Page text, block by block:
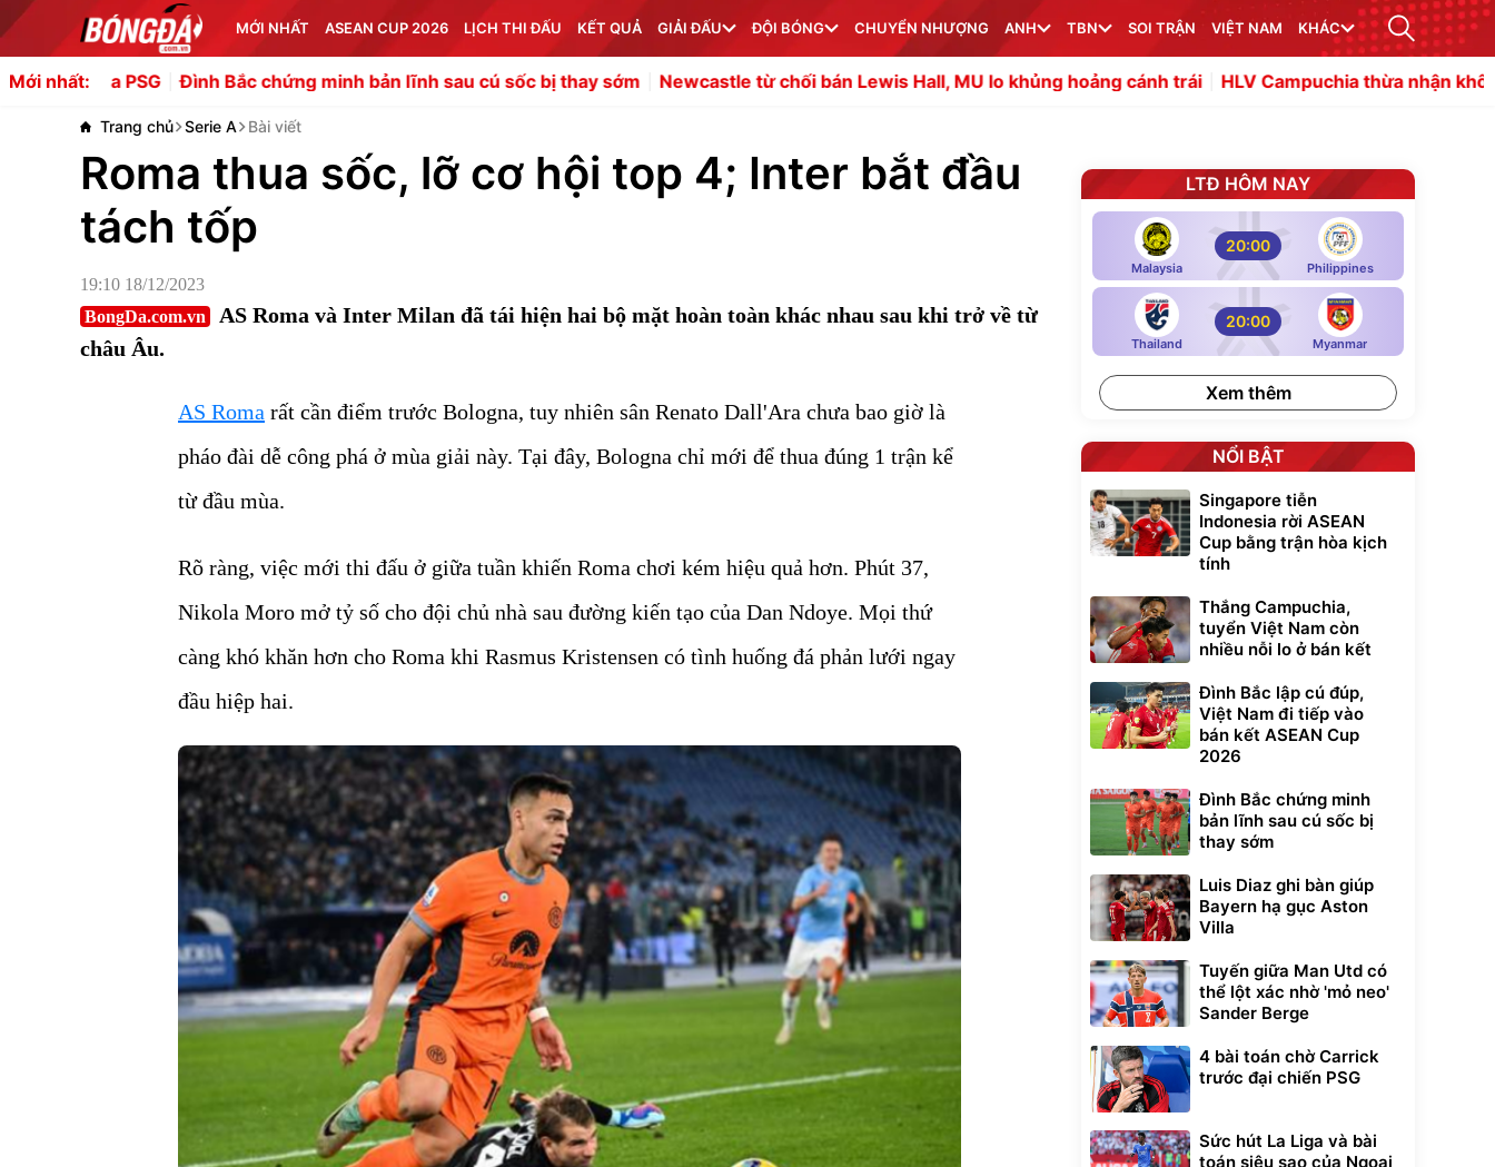
MỚI NHẤT ASEAN CUP 2026 LỊCH THI ĐẤU KẾT QUẢ GIẢI ĐẤU ĐỘI BÓNG CHUYỂN NHƯỢNG ANH TBN SOI TRẬN VIỆT NAM KHÁC
Mới nhất:
Đình Bắc chứng minh bản lĩnh sau cú sốc bị thay sớm Newcastle từ chối bán Lewis Hall, MU lo khủng hoảng cánh trái HLV Campuchia thừa nhận không tìm thấy
Trang chủ Serie A Bài viết
Roma thua sốc, lỡ cơ hội top 4; Inter bắt đầu
tách tốp
19:10 18/12/2023
BongDa.com.vn
AS Roma và Inter Milan đã tái hiện hai bộ mặt hoàn toàn khác nhau sau khi trở về từ
châu Âu.
AS Roma rất cần điểm trước Bologna, tuy nhiên sân Renato Dall'Ara chưa bao giờ là
pháo đài dễ công phá ở mùa giải này. Tại đây, Bologna chỉ mới để thua đúng 1 trận kể
từ đầu mùa.
Rõ ràng, việc mới thi đấu ở giữa tuần khiến Roma chơi kém hiệu quả hơn. Phút 37,
Nikola Moro mở tỷ số cho đội chủ nhà sau đường kiến tạo của Dan Ndoye. Mọi thứ
càng khó khăn hơn cho Roma khi Rasmus Kristensen có tình huống đá phản lưới ngay
đầu hiệp hai.
LTĐ HÔM NAY
Malaysia
20:00
Philippines
Thailand
20:00
Myanmar
Xem thêm
NỔI BẬT
Singapore tiễn
Indonesia rời ASEAN
Cup bằng trận hòa kịch
tính
Thắng Campuchia,
tuyển Việt Nam còn
nhiều nỗi lo ở bán kết
Đình Bắc lập cú đúp,
Việt Nam đi tiếp vào
bán kết ASEAN Cup
2026
Đình Bắc chứng minh
bản lĩnh sau cú sốc bị
thay sớm
Luis Diaz ghi bàn giúp
Bayern hạ gục Aston
Villa
Tuyến giữa Man Utd có
thể lột xác nhờ 'mỏ neo'
Sander Berge
4 bài toán chờ Carrick
trước đại chiến PSG
Sức hút La Liga và bài
toán siêu sao của Ngoại